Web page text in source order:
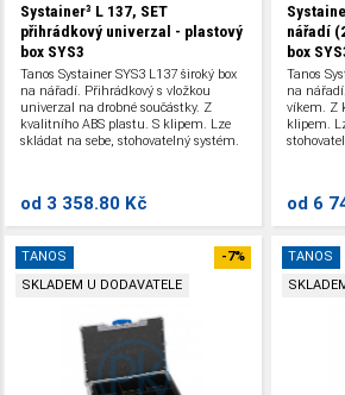
Systainer³ L 137, SET
přihrádkový univerzal - plastový
box SYS3
Tanos Systainer SYS3 L137 široký box
na nářadí. Přihrádkový s vložkou
univerzal na drobné součástky. Z
kvalitního ABS plastu. S klipem. Lze
skládat na sebe, stohovatelný systém.
od 3 358.80 Kč
nářadí
box
Tanos
na
víkem. Z
klipem.
od 6
TANOS
SKLADEM U DODAVATELE
-7%
TANOS